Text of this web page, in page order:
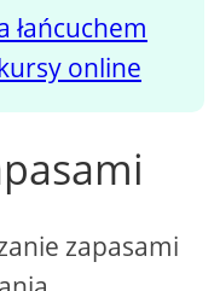
łańcuchem
online
zapasami